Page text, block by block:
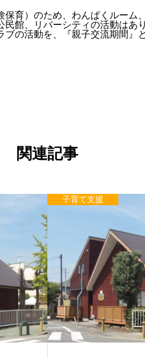
育）のため、わんぱくルーム
館、リバーシティの活動はあり
ブの活動を、『親子交流期間』
関連記事
子育て支援